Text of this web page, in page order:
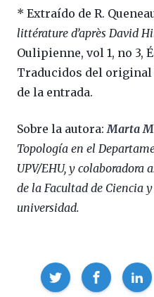
* Extraído de R.
littérature d’après David
Oulipienne, vol 1, no 3,
Traducidos del original
de la entrada.
Sobre la autora: Marta
Topología en el
UPV/EHU, y colaboradora
de la Facultad de Ciencia
universidad.
Compartir